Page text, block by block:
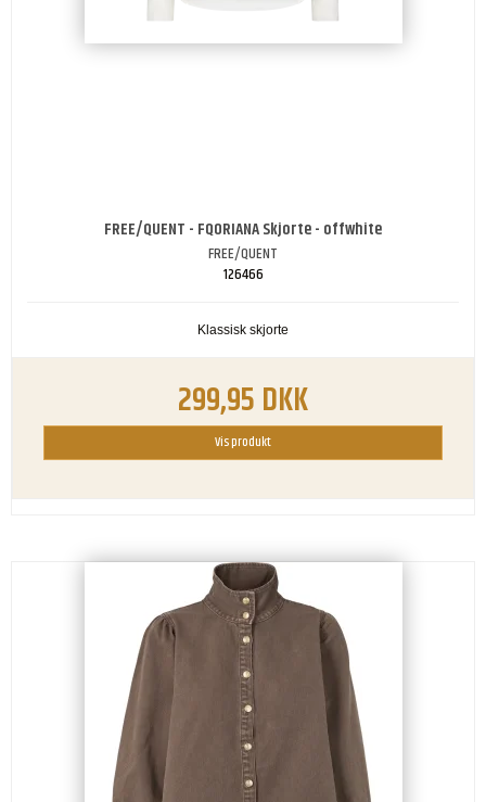
FREE/QUENT - FQORIANA Skjorte - offwhite
FREE/QUENT
126466
Klassisk skjorte
299,95 DKK
Vis produkt